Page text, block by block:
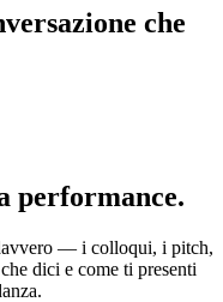
che
performance.
— i colloqui, i pitch,
dici e come ti presenti